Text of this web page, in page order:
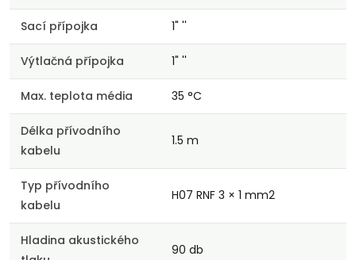
Sací přípojka 1" ''
Výtlačná přípojka 1" ''
Max. teplota média 35 °C
Délka přívodního
kabelu
1.5 m
Typ přívodního
kabelu
H07 RNF 3 × 1 mm2
Hladina akustického
90 db